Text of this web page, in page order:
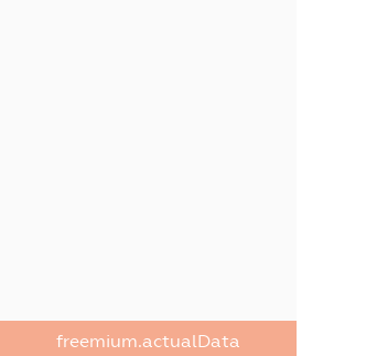
freemium.actualData